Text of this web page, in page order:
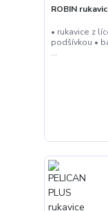
ROBIN
• rukavice z
podšívkou •
...